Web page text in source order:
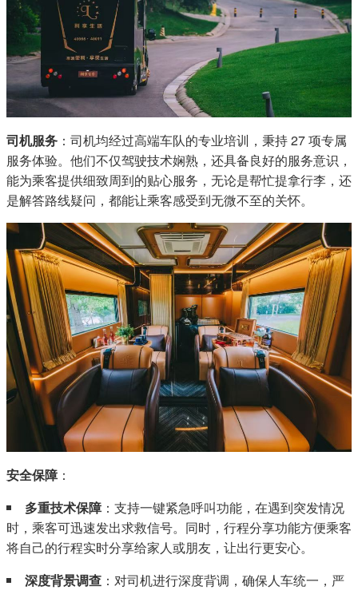
司机服务 ：司机均经过高端车队的专业培训，秉持 27 项专属
服务体验。他们不仅驾驶技术娴熟，还具备良好的服务意识，
能为乘客提供细致周到的贴心服务，无论是帮忙提拿行李，还
是解答路线疑问，都能让乘客感受到无微不至的关怀。
安全保障 ：
多重技术保障 ：支持一键紧急呼叫功能，在遇到突发情况
时，乘客可迅速发出求救信号。同时，行程分享功能方便乘客
将自己的行程实时分享给家人或朋友，让出行更安心。
深度背景调查 ：对司机进行深度背调，确保人车统一，严